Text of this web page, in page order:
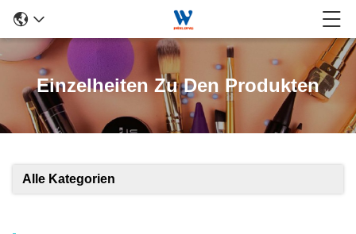
Einzelheiten Zu Den Produkten
Alle Kategorien